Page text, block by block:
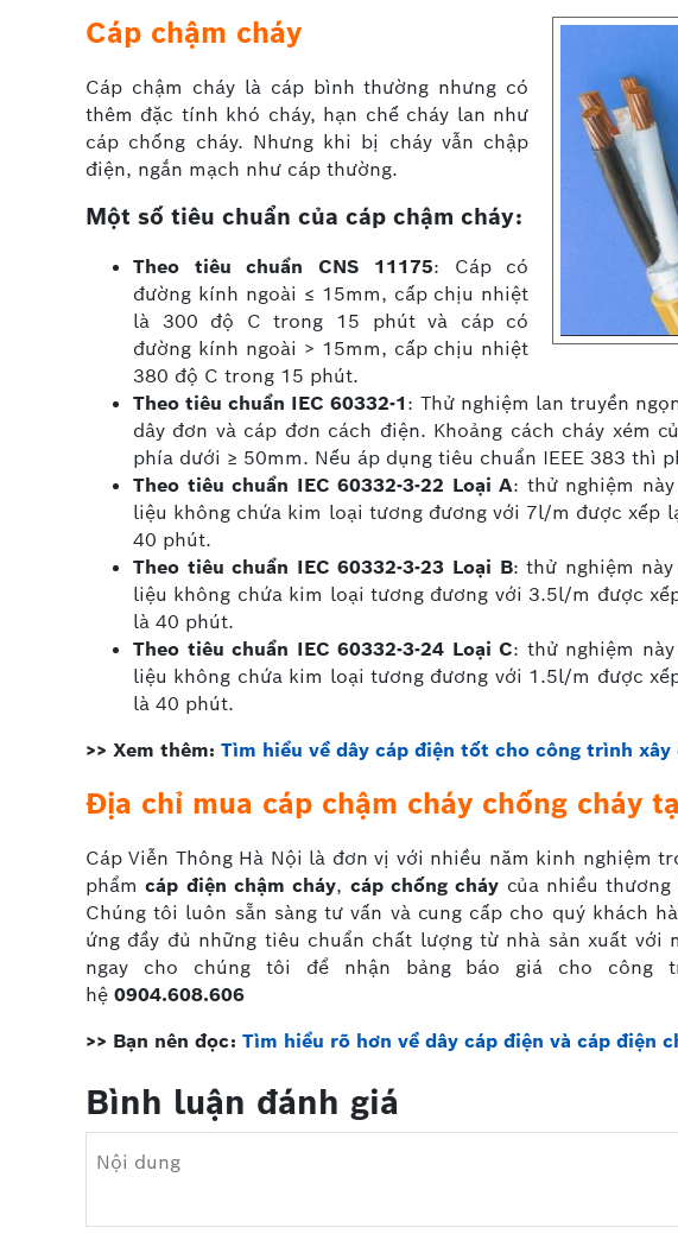
Cáp chậm cháy
Cáp chậm cháy là cáp bình thường nhưng có
thêm đặc tính khó cháy, hạn chế cháy lan như
cáp chống cháy. Nhưng khi bị cháy vẫn chập
điện, ngắn mạch như cáp thường.
Một số tiêu chuẩn của cáp chậm cháy:
Theo tiêu chuẩn CNS 11175: Cáp có
đường kính ngoài ≤ 15mm, cấp chịu nhiệt
là 300 độ C trong 15 phút và cáp có
đường kính ngoài > 15mm, cấp chịu nhiệt
380 độ C trong 15 phút.
Theo tiêu chuẩn IEC 60332-1: Thử nghiệm lan truyền
dây đơn và cáp đơn cách điện. Khoảng cách cháy xém
phía dưới ≥ 50mm. Nếu áp dụng tiêu chuẩn IEEE 383 thì
Theo tiêu chuẩn IEC 60332-3-22 Loại A: thử nghiệm
liệu không chứa kim loại tương đương với 7l/m được xếp
40 phút.
Theo tiêu chuẩn IEC 60332-3-23 Loại B: thử nghiệm
liệu không chứa kim loại tương đương với 3.5l/m được
là 40 phút.
Theo tiêu chuẩn IEC 60332-3-24 Loại C: thử nghiệm
liệu không chứa kim loại tương đương với 1.5l/m được
là 40 phút.
>> Xem thêm: Tìm hiểu về dây cáp điện tốt cho công trình xây
Địa chỉ mua cáp chậm cháy chống cháy
Cáp Viễn Thông Hà Nội là đơn vị với nhiều năm kinh nghiệm
phẩmcáp điện chậm cháy, cáp chống cháy của nhiều
Chúng tôi luôn sẵn sàng tư vấn và cung cấp cho quý khách
ứng đầy đủ những tiêu chuẩn chất lượng từ nhà sản xuất với
ngay cho chúng tôi để nhận bảng báo giá cho công
hệ 0904.608.606
>> Bạn nên đọc: Tìm hiểu rõ hơn về dây cáp điện và cáp điện
Bình luận đánh giá